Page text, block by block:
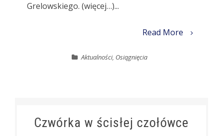
Grelowskiego. (więcej…)...
Read More
Aktualności, Osiągnięcia
Czwórka w ścisłej czołówce